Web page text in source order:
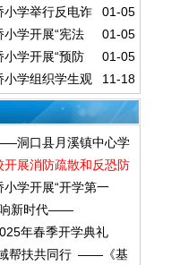
会活动
01-05
小学举行反电诈
01-05
学开展“宪法
01-05
学开展“预防
”活动
11-18
小学组织学生观
片
洞口县月溪镇中心学
动展消防疏散和反恐防
学开展“开学第一
活动
新时代——
年春季开学典礼
神点亮新学期
帮扶共同行 ——《基